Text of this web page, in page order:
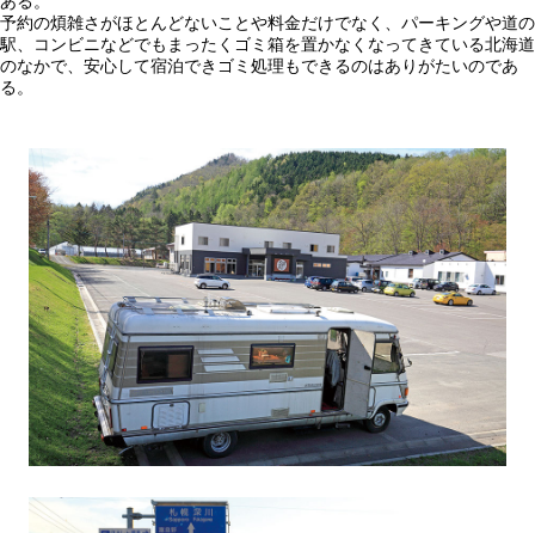
予約の煩雑さがほとんどないことや料金だけでなく、パーキングや道の
駅、コンビニなどでもまったくゴミ箱を置かなくなってきている北海道
のなかで、安心して宿泊できゴミ処理もできるのはありがたいのであ
る。